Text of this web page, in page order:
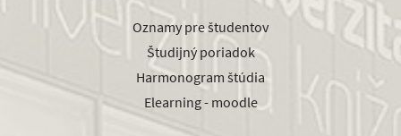
Oznamy pre študentov
Študijný poriadok
Harmonogram štúdia
Elearning - moodle